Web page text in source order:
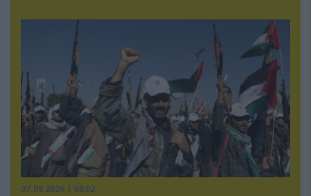
07.08.2026 | 08:02